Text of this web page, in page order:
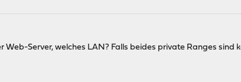
Web-Server, welches LAN? Falls beides private Ranges sind